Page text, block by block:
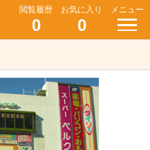
閲覧履歴
0
お気に入り
0
メニュー